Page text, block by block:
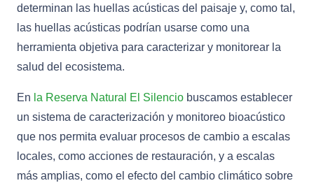
determinan las huellas acústicas del paisaje y, como tal,
las huellas acústicas podrían usarse como una
herramienta objetiva para caracterizar y monitorear la
salud del ecosistema.
En la Reserva Natural El Silencio buscamos establecer
un sistema de caracterización y monitoreo bioacústico
que nos permita evaluar procesos de cambio a escalas
locales, como acciones de restauración, y a escalas
más amplias, como el efecto del cambio climático sobre